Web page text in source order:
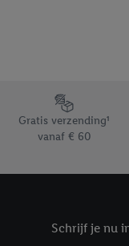
Footerelement met
Gratis verzending¹
vanaf € 60
Schrijf je nu